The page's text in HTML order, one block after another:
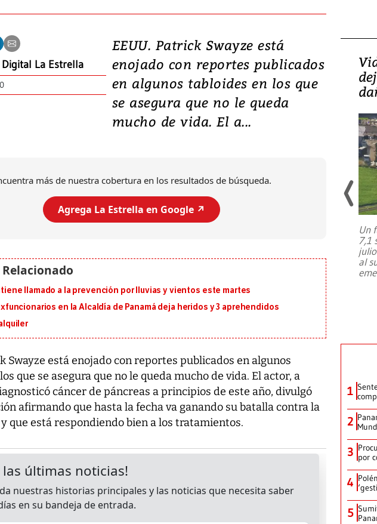
Digital La Estrella
EEUU. Patrick Swayze está
enojado con reportes publicados
en algunos tabloides en los que
se asegura que no le queda
mucho de vida. El a...
más de nuestra cobertura en los resultados de búsqueda.
Agrega La Estrella en Google ↗️
llamado a la prevención por lluvias y vientos este martes
en la Alcaldía de Panamá deja heridos y 3 aprehendidos
Swayze está enojado con reportes publicados en algunos
que se asegura que no le queda mucho de vida. El actor, a
cáncer de páncreas a principios de este año, divulgó
afirmando que hasta la fecha va ganando su batalla contra la
que está respondiendo bien a los tratamientos.
Isidro Carbonell,
director de la Lotería:
‘Vamos a ser más
transparentes, tengan fe
Un
7,1
al
1
2
3 por
4
5